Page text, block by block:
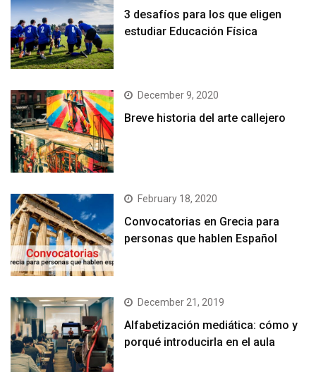
3 desafíos para los que eligen
estudiar Educación Física
December 9, 2020
Breve historia del arte callejero
February 18, 2020
Convocatorias en Grecia para
personas que hablen Español
December 21, 2019
Alfabetización mediática: cómo y
porqué introducirla en el aula